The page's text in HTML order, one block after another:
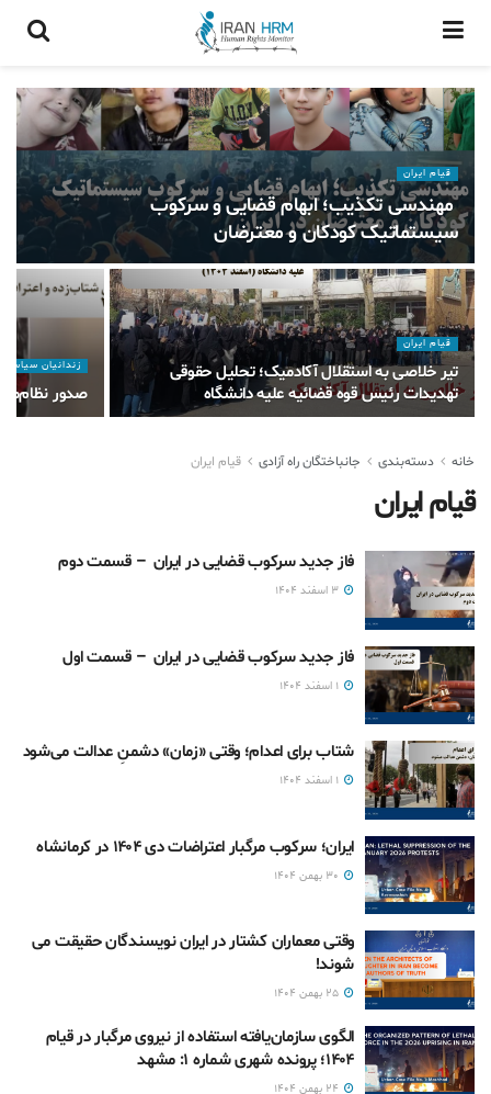
قیام ایران
مهندسی تکذیب؛ ابهام قضایی و سرکوب
سیستماتیک کودکان و معترضان
قیام ایران
تیر خلاصی به استقلال آکادمیک؛ تحلیل حقوقی
تهدیدات رئیس قوه قضائیه علیه دانشگاه
زندانیان سیاسی
صدور
خانه دسته‌بندی جانباختگان راه آزادی قیام ایران
قیام ایران
فاز جدید سرکوب قضایی در ایران – قسمت دوم
فاز جدید سرکوب قضایی در ایران – قسمت اول
شتاب برای اعدام؛ وقتی «زمان» دشمنِ عدالت می‌شود
ایران؛ سرکوب مرگبار اعتراضات دی ۱۴۰۴ در کرمانشاه
وقتی معماران کشتار در ایران نویسندگان حقیقت می
شوند!
الگوی سازمان‌یافته استفاده از نیروی مرگبار در قیام
۱۴۰۴؛ پرونده شهری شماره ۱: مشهد